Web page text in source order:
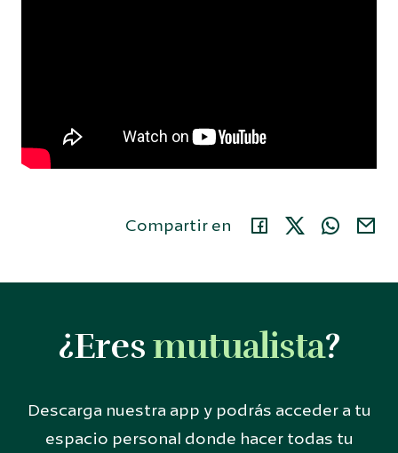
Compartir en
¿Eresmutualista?
Descarga nuestra app y podrás acceder a tu
espacio personal donde hacer todas tu